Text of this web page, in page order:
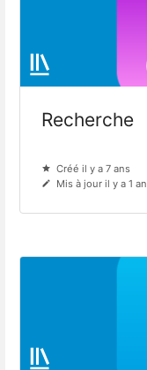
Recherche
Créé il y a 7 ans
Mis à jour il y a 1 an